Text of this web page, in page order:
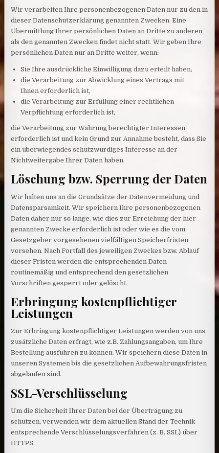
Wir verarbeiten Ihre personenbezogenen Daten nur zu den in
dieser Datenschutzerklärung genannten Zwecken. Eine
Übermittlung Ihrer persönlichen Daten an Dritte zu anderen
als den genannten Zwecken findet nicht statt. Wir geben Ihre
persönlichen Daten nur an Dritte weiter, wenn:
Sie Ihre ausdrückliche Einwilligung dazu erteilt haben,
die Verarbeitung zur Abwicklung eines Vertrags mit
Ihnen erforderlich ist,
die Verarbeitung zur Erfüllung einer rechtlichen
Verpflichtung erforderlich ist,
die Verarbeitung zur Wahrung berechtigter Interessen
erforderlich ist und kein Grund zur Annahme besteht, dass Sie
ein überwiegendes schutzwürdiges Interesse an der
Nichtweitergabe Ihrer Daten haben.
Löschung bzw. Sperrung der Daten
Wir halten uns an die Grundsätze der Datenvermeidung und
Datensparsamkeit. Wir speichern Ihre personenbezogenen
Daten daher nur so lange, wie dies zur Erreichung der hier
genannten Zwecke erforderlich ist oder wie es die vom
Gesetzgeber vorgesehenen vielfältigen Speicherfristen
vorsehen. Nach Fortfall des jeweiligen Zweckes bzw. Ablauf
dieser Fristen werden die entsprechenden Daten
routinemäßig und entsprechend den gesetzlichen
Vorschriften gesperrt oder gelöscht.
Erbringung kostenpflichtiger
Leistungen
Zur Erbringung kostenpflichtiger Leistungen werden von uns
zusätzliche Daten erfragt, wie z.B. Zahlungsangaben, um Ihre
Bestellung ausführen zu können. Wir speichern diese Daten in
unseren Systemen bis die gesetzlichen Aufbewahrungsfristen
abgelaufen sind.
SSL-Verschlüsselung
Um die Sicherheit Ihrer Daten bei der Übertragung zu
schützen, verwenden wir dem aktuellen Stand der Technik
entsprechende Verschlüsselungsverfahren (z. B. SSL) über
HTTPS.